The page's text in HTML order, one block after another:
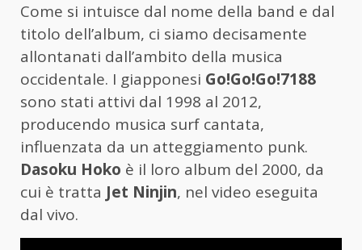
Come si intuisce dal nome della band e dal
titolo dell’album, ci siamo decisamente
allontanati dall’ambito della musica
occidentale. I giapponesi Go!Go!Go!7188
sono stati attivi dal 1998 al 2012,
producendo musica surf cantata,
influenzata da un atteggiamento punk.
Dasoku Hoko è il loro album del 2000, da
cui è tratta Jet Ninjin, nel video eseguita
dal vivo.